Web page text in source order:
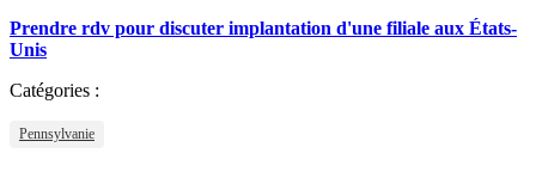
Prendre rdv pour discuter implantation d'une filiale aux États-
Unis
Catégories :
Pennsylvanie